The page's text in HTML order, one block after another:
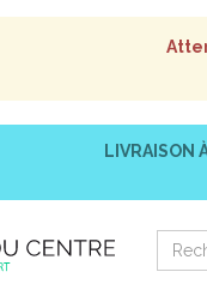
LIVRAISON